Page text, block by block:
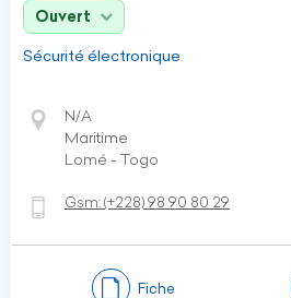
Ouvert
Sécurité électronique
N/A
Maritime
Lomé - Togo
Gsm:(+228)98 90 80 29
Fiche